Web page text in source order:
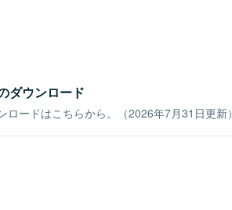
ダウンロード
ロードはこちらから。（2026年7月31日更新）